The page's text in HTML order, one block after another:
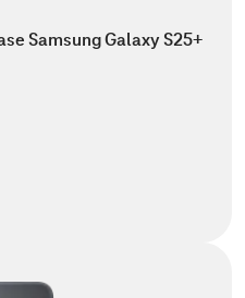
Samsung Galaxy S25+